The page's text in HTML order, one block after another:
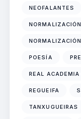
NEOFALANTES
NORMALIZACIÓN
POESÍA
REAL
REGUEIFA
TANXUGUEIRAS